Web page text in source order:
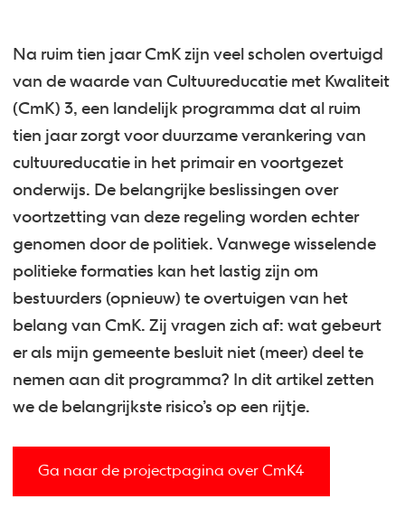
Na ruim tien jaar CmK zijn veel scholen overtuigd
van de waarde van Cultuureducatie met Kwaliteit
(CmK) 3, een landelijk programma dat al ruim
tien jaar zorgt voor duurzame verankering van
cultuureducatie in het primair en voortgezet
onderwijs. De belangrijke beslissingen over
voortzetting van deze regeling worden echter
genomen door de politiek. Vanwege wisselende
politieke formaties kan het lastig zijn om
bestuurders (opnieuw) te overtuigen van het
belang van CmK. Zij vragen zich af: wat gebeurt
er als mijn gemeente besluit niet (meer) deel te
nemen aan dit programma? In dit artikel zetten
we de belangrijkste risico’s op een rijtje.
Ga naar de projectpagina over CmK4